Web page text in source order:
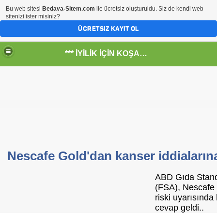
*** İYİLİK İÇİN KOŞANLARIN YERİ***
Nescafe Gold'dan kanser
ABD Gıda
(FSA),
riski
cevap geldi..
Bu web sitesi Bedava-Sitem.com ile ücretsiz oluşturuldu. Siz de kendi web
sitenizi ister misiniz?
ÜCRETSIZ KAYIT OL